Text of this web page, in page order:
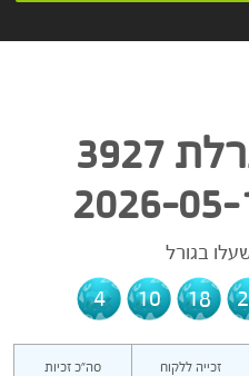
תוצאות הגרלת 3927
בגורל
4 10 18
זכייה ללקוח סה"כ זכיות